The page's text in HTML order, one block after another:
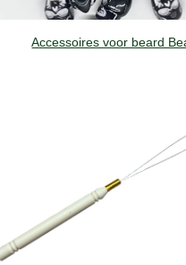
Accessoires voor beard